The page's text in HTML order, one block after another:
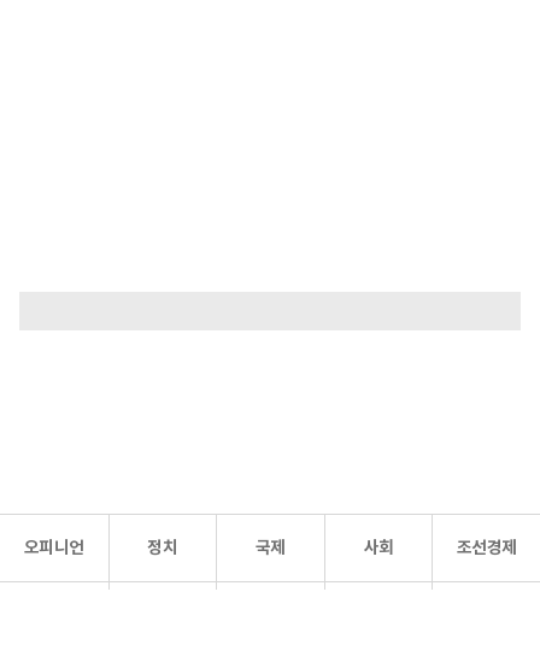
오피니언 정치 국제 사회 조선경제